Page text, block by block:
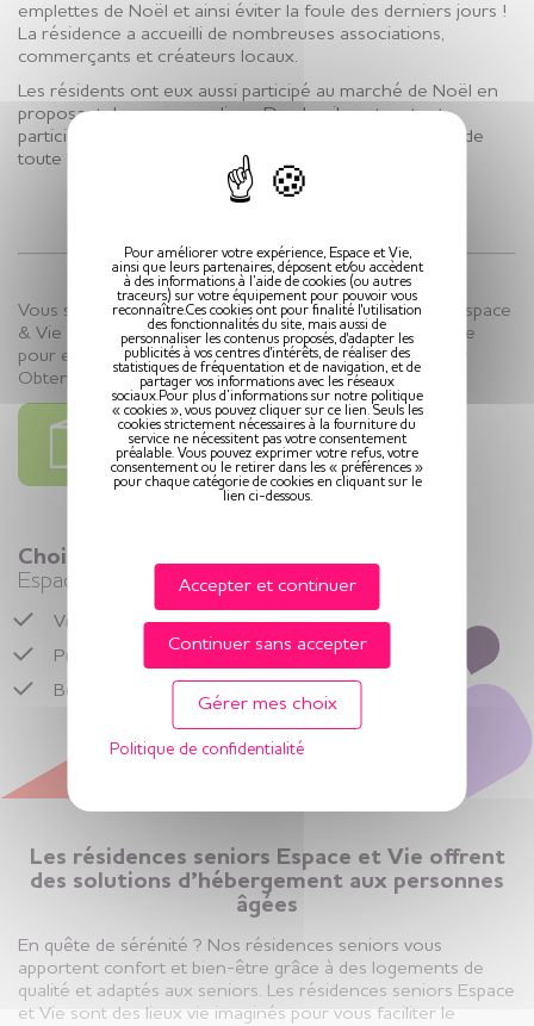
emplettes de Noël et ainsi éviter la foule des derniers jours !
La résidence a accueilli de nombreuses associations,
commerçants et créateurs locaux.
Les résidents ont eux aussi participé au marché de Noël en
proposant des gourmandises. De plus, ils ont surtout
participé activement à l’organisation et à la décoration de
toute la résidence.
Vous souhaitez obtenir une brochure de la résidence Espace
& Vie de votre choix ? Obtenir une étude personnalisée
pour emménager dans notre résidence ? « Cliquez sur
Obtenir une brochure »
Choisir la vie en résidence seniors
Espace et Vie
Vivre dans un logement senior,libre et entouré
Préserver son rythme de vie
Bénéficier de
services adaptés en toute sérénité
Les résidences seniors Espace et Vie offrent
des solutions d’hébergement aux personnes
âgées
En quête de sérénité ? Nos résidences seniors vous
apportent confort et bien-être grâce à des logements de
qualité et adaptés aux seniors. Les résidences seniors Espace
et Vie sont des lieux vie imaginés pour vous faciliter le
Pour améliorer votre expérience, Espace et Vie,
ainsi que leurs partenaires, déposent et/ou accèdent
à des informations à l’aide de cookies (ou autres
traceurs) sur votre équipement pour pouvoir vous
reconnaître.Ces cookies ont pour finalité l'utilisation
des fonctionnalités du site, mais aussi de
personnaliser les contenus proposés, d'adapter les
publicités à vos centres d'intérêts, de réaliser des
statistiques de fréquentation et de navigation, et de
partager vos informations avec les réseaux
sociaux.Pour plus d’informations sur notre politique
« cookies », vous pouvez cliquer sur ce lien. Seuls les
cookies strictement nécessaires à la fourniture du
service ne nécessitent pas votre consentement
préalable. Vous pouvez exprimer votre refus, votre
consentement ou le retirer dans les « préférences »
pour chaque catégorie de cookies en cliquant sur le
lien ci-dessous.
Accepter et continuer
Continuer sans accepter
Gérer mes choix
Politique de confidentialité